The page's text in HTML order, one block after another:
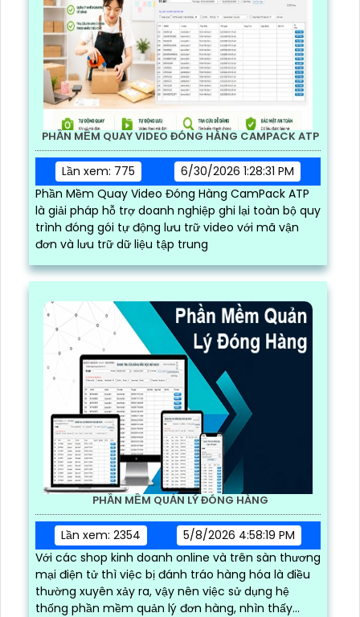
PHẦN MỀM QUAY VIDEO ĐÓNG HÀNG CAMPACK ATP
Lần xem: 775
6/30/2026 1:28:31 PM
Phần Mềm Quay Video Đóng Hàng CamPack ATP
là giải pháp hỗ trợ doanh nghiệp ghi lại toàn bộ quy
trình đóng gói tự động lưu trữ video với mã vận
đơn và lưu trữ dữ liệu tập trung
PHẦN MỀM QUẢN LÝ ĐÓNG HÀNG
Lần xem: 2354
5/8/2026 4:58:19 PM
Với các shop kinh doanh online và trên sàn thương
mại điện tử thì việc bị đánh tráo hàng hóa là điều
thường xuyên xảy ra, vậy nên việc sử dụng hệ
thống phần mềm quản lý đơn hàng, nhìn thấy